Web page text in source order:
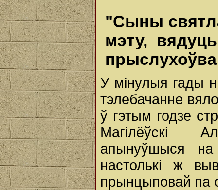
"Сыны
мэту,
У мінулыя гады
тэлебачанне
ў гэтым годзе
Магілёўскі
апынуўшыся на
настолькі ж
прынцыповай па